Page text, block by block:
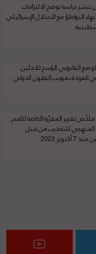
دراسة توضح الالتزامات
التواطؤ مع الاحتلال الإسرائيلي
القانوني الراسخ للاجئين
بموجب القانون الدولي
ملخّص تقرير المقرّرة الخاصة للأمم
المنهجي للتعذيب من قبل
2023